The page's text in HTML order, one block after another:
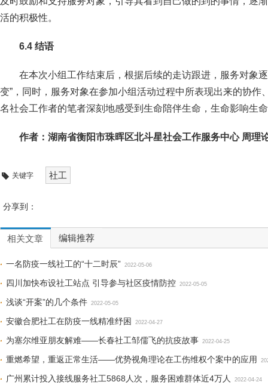
活的积极性。
6.4 结语
在本次小组工作结束后，根据后续的走访跟进，服务对象
变”，同时，服务对象在参加小组活动过程中所表现出来的协作
名社会工作者的笔者深刻地感受到生命陪伴生命，生命影响生
作者：湖南省衡阳市珠晖区北斗星社会工作服务中心 周理
关键字 社工
分享到：
相关文章 编辑推荐
一名防疫一线社工的“十二时辰” 2022-05-06
四川加快布设社工站点 引导参与社区疫情防控 2022-05-05
浅谈“开案”的几个条件 2022-05-05
安徽合肥社工在防疫一线精准纾困 2022-04-27
为塞尔维亚朋友解难——长春社工邹儒飞的抗疫故事 2022-04-25
重燃希望，重返正常生活——优势视角理论在工伤维权个案中的应用
广州累计投入接线服务社工5868人次，服务困难群体近4万人 2022-04-24